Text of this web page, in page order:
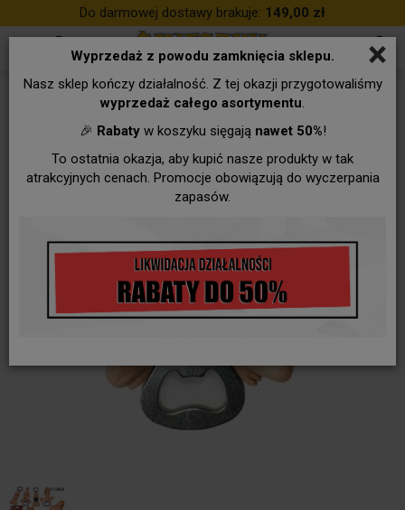
×
Wyprzedaż z powodu zamknięcia sklepu.
Nasz sklep kończy działalność. Z tej okazji przygotowaliśmy
wyprzedaż całego asortymentu.
🎉 Rabatyw koszyku sięgają nawet 50%!
To ostatnia okazja, aby kupić nasze produkty w tak
atrakcyjnych cenach. Promocje obowiązują do wyczerpania
zapasów.
Do darmowej dostawy brakuje: 149,00 zł